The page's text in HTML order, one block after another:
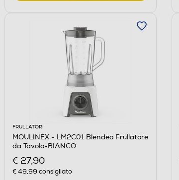
FRULLATORI
MOULINEX - LM2C01 Blendeo Frullatore
da Tavolo-BIANCO
€ 27,90
€ 49,99 consigliato